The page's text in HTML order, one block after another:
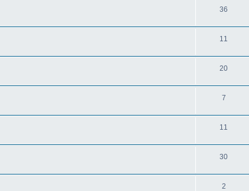
36
11
20
7
11
30
2